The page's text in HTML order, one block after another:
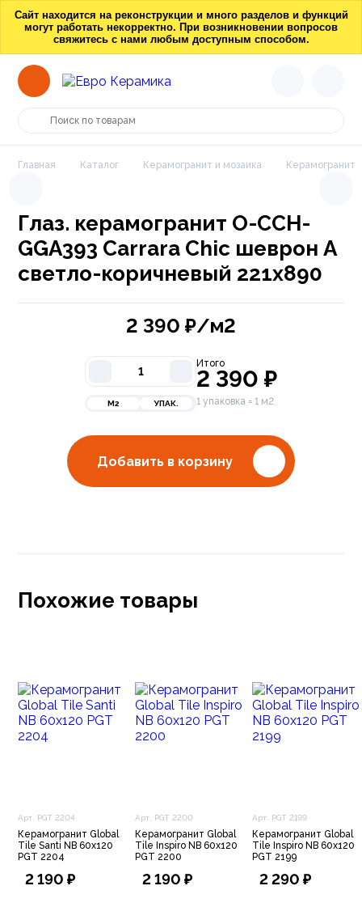
Сайт находится на реконструкции и много разделов и функций
могут работать некорректно. При возникновении вопросов
свяжитесь с нами любым доступным способом.
Главная Каталог Керамогранит и мозаика Керамогранит
Глаз. керамогранит O-CCH-
GGA393 Carrara Chic шеврон A
светло-коричневый 221x890
2 390 ₽/м2
М2 УПАК.
Итого
2 390 ₽
1 упаковка = 1 м2
Добавить в корзину
Похожие товары
Арт. PGT 2204
Керамогранит Global
Tile Santi NB 60х120
PGT 2204
2 190 ₽
Арт. PGT 2200
Керамогранит Global
Tile Inspiro NB 60х120
PGT 2200
2 190 ₽
Арт. PGT 2199
Керамогранит Global
Tile Inspiro NB 60х120
PGT 2199
2 290 ₽